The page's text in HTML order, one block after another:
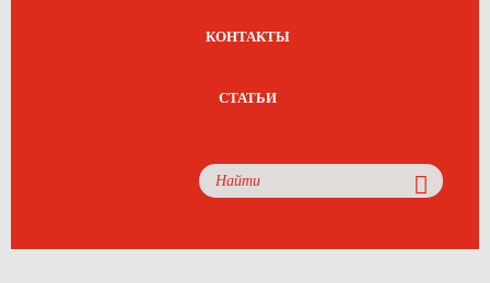
КОНТАКТЫ
СТАТЬИ